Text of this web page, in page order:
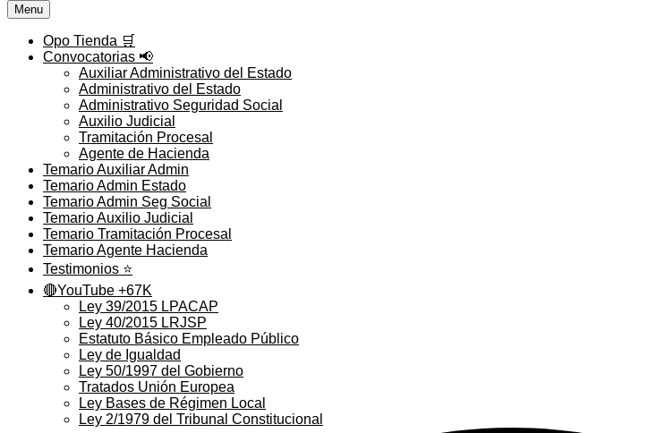
Menu
Opo Tienda 🛒
Convocatorias 📢
Auxiliar Administrativo del Estado
Administrativo del Estado
Administrativo Seguridad Social
Auxilio Judicial
Tramitación Procesal
Agente de Hacienda
Temario Auxiliar Admin
Temario Admin Estado
Temario Admin Seg Social
Temario Auxilio Judicial
Temario Tramitación Procesal
Temario Agente Hacienda
Testimonios ⭐️
🔴YouTube +67K
Ley 39/2015 LPACAP
Ley 40/2015 LRJSP
Estatuto Básico Empleado Público
Ley de Igualdad
Ley 50/1997 del Gobierno
Tratados Unión Europea
Ley Bases de Régimen Local
Ley 2/1979 del Tribunal Constitucional